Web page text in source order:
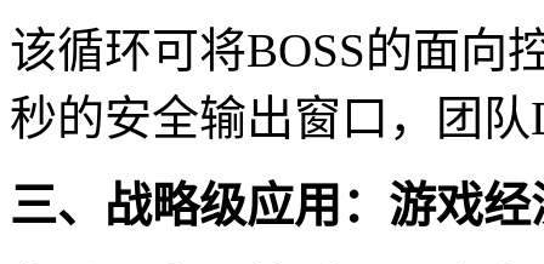
该循环可将BOSS的面向
秒的安全输出窗口，团队
三、战略级应用：游戏